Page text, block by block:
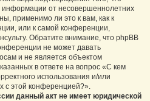
от несовершеннолетних
применимо ли это к вам, как к
или к самой конференции,
Обратите внимание, что phpBB
не может давать
и не является объектом
в ответе на вопрос «С кем
использования и/или
с этой конференцией?».
данный акт не имеет юридической